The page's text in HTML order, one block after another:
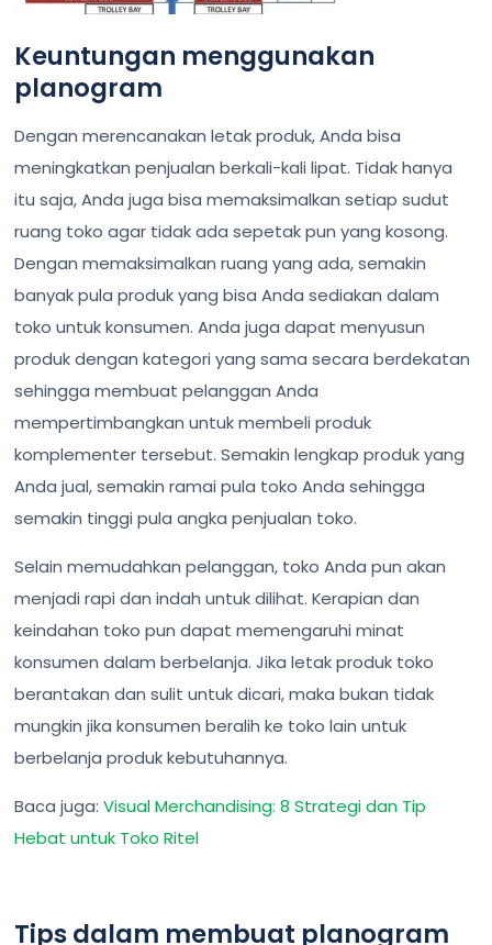
Keuntungan menggunakan
planogram
Dengan merencanakan letak produk, Anda bisa
meningkatkan penjualan berkali-kali lipat. Tidak hanya
itu saja, Anda juga bisa memaksimalkan setiap sudut
ruang toko agar tidak ada sepetak pun yang kosong.
Dengan memaksimalkan ruang yang ada, semakin
banyak pula produk yang bisa Anda sediakan dalam
toko untuk konsumen. Anda juga dapat menyusun
produk dengan kategori yang sama secara berdekatan
sehingga membuat pelanggan Anda
mempertimbangkan untuk membeli produk
komplementer tersebut. Semakin lengkap produk yang
Anda jual, semakin ramai pula toko Anda sehingga
semakin tinggi pula angka penjualan toko.
Selain memudahkan pelanggan, toko Anda pun akan
menjadi rapi dan indah untuk dilihat. Kerapian dan
keindahan toko pun dapat memengaruhi minat
konsumen dalam berbelanja. Jika letak produk toko
berantakan dan sulit untuk dicari, maka bukan tidak
mungkin jika konsumen beralih ke toko lain untuk
berbelanja produk kebutuhannya.
Baca juga:Visual Merchandising: 8 Strategi dan Tip
Hebat untuk Toko Ritel
Tips dalam membuat planogram